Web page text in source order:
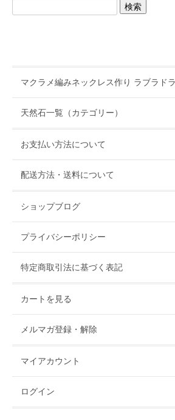
マクラメ編みネックレス作り ラブラド
天然石一覧（カテゴリー）
お支払い方法について
配送方法・送料について
ショップブログ
プライバシーポリシー
特定商取引法に基づく表記
カートを見る
メルマガ登録・解除
マイアカウント
ログイン